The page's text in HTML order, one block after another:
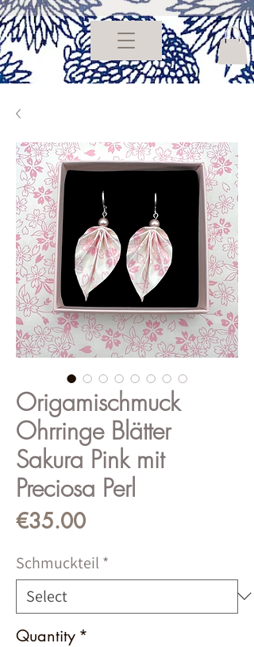
Origamischmuck
Ohrringe Blätter
Sakura Pink mit
Preciosa Perl
€35.00Price
Schmuckteil *
Quantity *